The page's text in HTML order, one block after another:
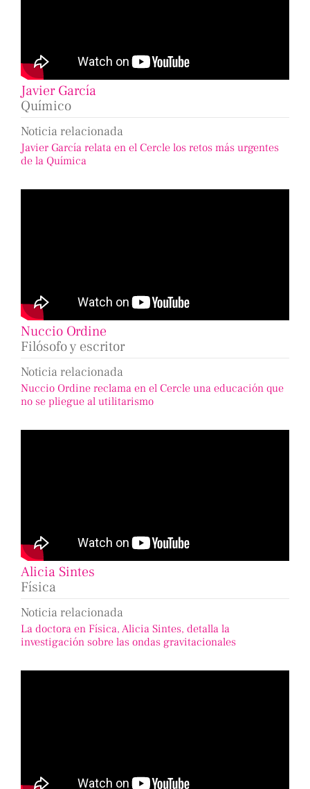
Javier García
Químico
Noticia relacionada
Javier García relata en el Cercle los retos más urgentes
de la Química
Nuccio Ordine
Filósofo y escritor
Noticia relacionada
Nuccio Ordine reclama en el Cercle una educación que
no se pliegue al utilitarismo
Alicia Sintes
Física
Noticia relacionada
La doctora en Física, Alicia Sintes, detalla la
investigación sobre las ondas gravitacionales